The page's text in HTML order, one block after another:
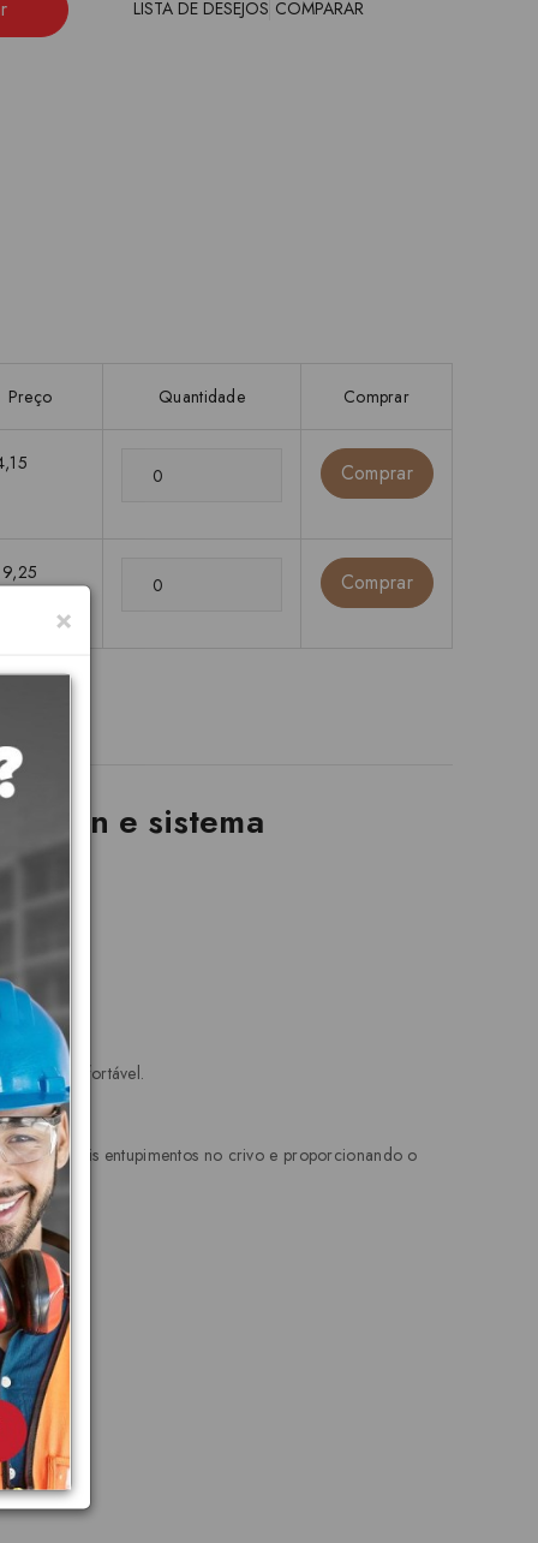
LISTA DE DESEJOS COMPARAR
Preço Quantidade Comprar
Comprar
Comprar
e sistema
confortável.
possíveis entupimentos no crivo e proporcionando o
×